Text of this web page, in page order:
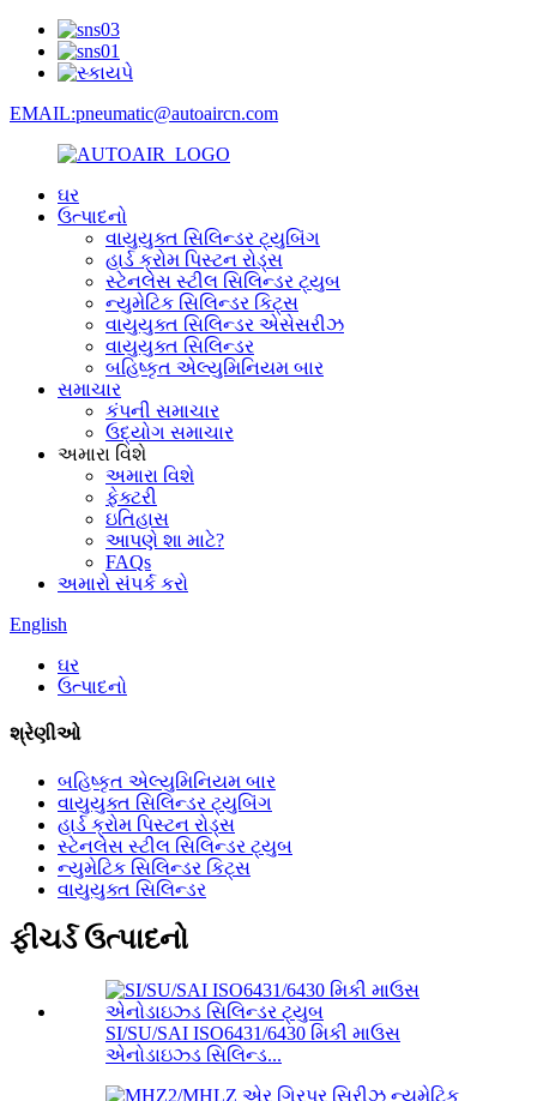
EMAIL:pneumatic@autoaircn.com
ઘર
ઉત્પાદનો
વાયુયુક્ત સિલિન્ડર ટ્યુબિંગ
હાર્ડ ક્રોમ પિસ્ટન રોડ્સ
સ્ટેનલેસ સ્ટીલ સિલિન્ડર ટ્યુબ
ન્યુમેટિક સિલિન્ડર કિટ્સ
વાયુયુક્ત સિલિન્ડર એસેસરીઝ
વાયુયુક્ત સિલિન્ડર
બહિષ્કૃત એલ્યુમિનિયમ બાર
સમાચાર
કંપની સમાચાર
ઉદ્યોગ સમાચાર
અમારા વિશે
અમારા વિશે
ફેક્ટરી
ઇતિહાસ
આપણે શા માટે?
FAQs
અમારો સંપર્ક કરો
English
ઘર
ઉત્પાદનો
શ્રેણીઓ
બહિષ્કૃત એલ્યુમિનિયમ બાર
વાયુયુક્ત સિલિન્ડર ટ્યુબિંગ
હાર્ડ ક્રોમ પિસ્ટન રોડ્સ
સ્ટેનલેસ સ્ટીલ સિલિન્ડર ટ્યુબ
ન્યુમેટિક સિલિન્ડર કિટ્સ
વાયુયુક્ત સિલિન્ડર
ફીચર્ડ ઉત્પાદનો
SI/SU/SAI ISO6431/6430 મિકી માઉસ
એનોડાઇઝ્ડ સિલિન્ડ...